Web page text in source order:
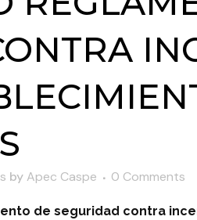
by Apec Caspe 0 Comments
de seguridad contra